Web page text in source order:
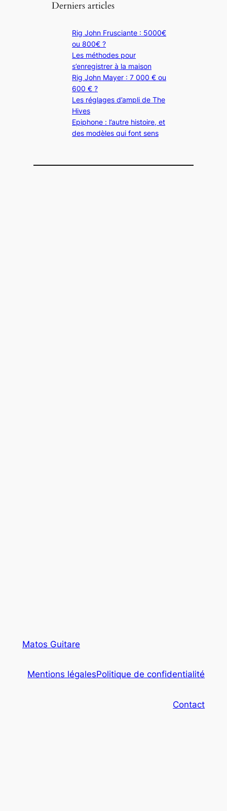
Derniers articles
Rig John Frusciante : 5000€
ou 800€ ?
Les méthodes pour
s’enregistrer à la maison
Rig John Mayer : 7 000 € ou
600 € ?
Les réglages d’ampli de The
Hives
Epiphone : l’autre histoire, et
des modèles qui font sens
Matos Guitare
Mentions légalesPolitique de confidentialité
Contact